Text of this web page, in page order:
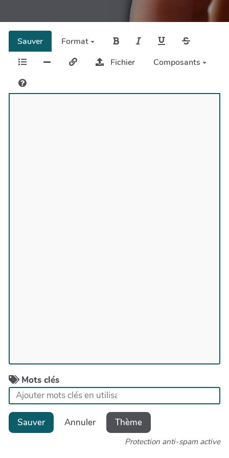
Sauver
Format
Fichier
Composants
Mots clés
Sauver Annuler Thème
Protection anti-spam active